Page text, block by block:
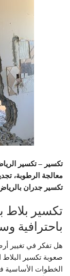
تكسير – تكسير
معالجة الرطوبة،
تكسير جدران
تكسير بلاط
باحترافية
هل تفكر في تغيير
صعوبة تكسير البلاط
الخطوات الأساسية